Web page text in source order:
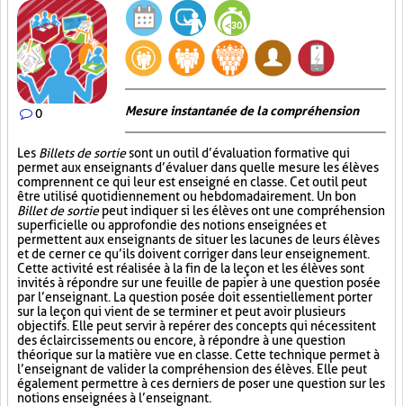
0 Mesure instantanée de la compréhension
Les Billets de sortiesont un outil d’évaluation formative qui
permet aux enseignants d’évaluer dans quelle mesure les élèves
comprennent ce qui leur est enseigné en classe. Cet outil peut
être utilisé quotidiennement ou hebdomadairement. Un bon
Billet de sortiepeut indiquer si les élèves ont une compréhension
superficielle ou approfondie des notions enseignées et
permettent aux enseignants de situer les lacunes de leurs élèves
et de cerner ce qu’ils doivent corriger dans leur enseignement.
Cette activité est réalisée à la fin de la leçon et les élèves sont
invités à répondre sur une feuille de papier à une question posée
par l’enseignant. La question posée doit essentiellement porter
sur la leçon qui vient de se terminer et peut avoir plusieurs
objectifs. Elle peut servir à repérer des concepts qui nécessitent
des éclaircissements ou encore, à répondre à une question
théorique sur la matière vue en classe. Cette technique permet à
l’enseignant de valider la compréhension des élèves. Elle peut
également permettre à ces derniers de poser une question sur les
notions enseignées à l’enseignant.